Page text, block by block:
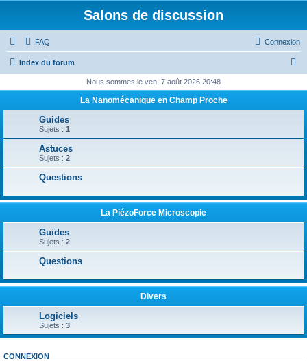
Salons de discussion
FAQ Connexion
Index du forum
h
Nous sommes le ven. 7 août 2026 20:48
La Nanomécanique en Champ Proche
Guides
Sujets : 1
Astuces
Sujets : 2
Questions
La PiézoForce Microscopie
Guides
Sujets : 2
Questions
Divers
Logiciels
Sujets : 3
CONNEXION